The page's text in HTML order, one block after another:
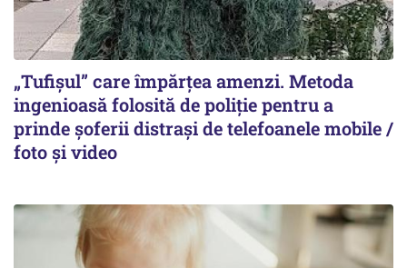
„Tufișul” care împărțea amenzi. Metoda
ingenioasă folosită de poliție pentru a
prinde șoferii distrași de telefoanele mobile /
foto și video